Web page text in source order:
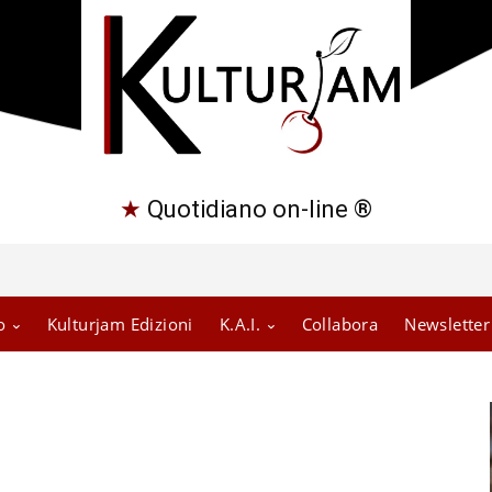
★ Quotidiano on-line ®
Kulturjam Edizioni K.A.I. Collabora Newsletter